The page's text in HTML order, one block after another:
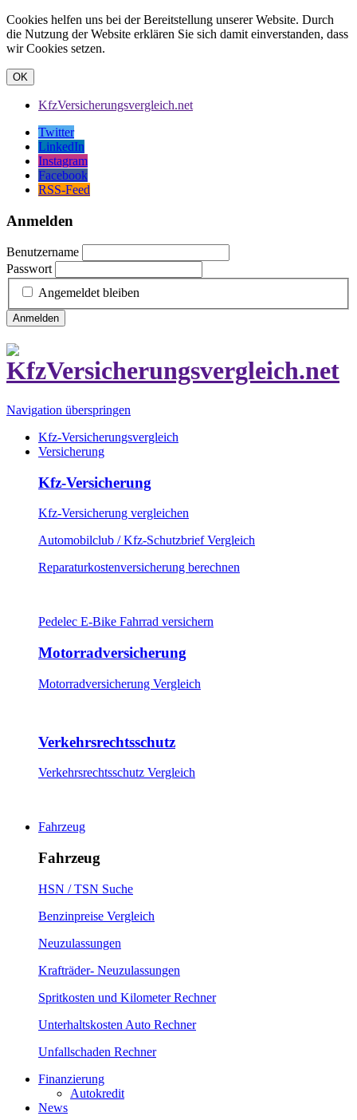
Cookies helfen uns bei der Bereitstellung unserer Website. Durch
die Nutzung der Website erklären Sie sich damit einverstanden, dass
wir Cookies setzen.
OK
KfzVersicherungsvergleich.net
Twitter
LinkedIn
Instagram
Facebook
RSS-Feed
Anmelden
Benutzername
Passwort
Angemeldet bleiben
Anmelden
Navigation überspringen
Kfz-Versicherungsvergleich
Versicherung
Kfz-Versicherung
Kfz-Versicherung vergleichen
Automobilclub / Kfz-Schutzbrief Vergleich
Reparaturkostenversicherung berechnen
Pedelec E-Bike Fahrrad versichern
Motorradversicherung
Motorradversicherung Vergleich
Verkehrsrechtsschutz
Verkehrsrechtsschutz Vergleich
Fahrzeug
Fahrzeug
HSN / TSN Suche
Benzinpreise Vergleich
Neuzulassungen
Krafträder- Neuzulassungen
Spritkosten und Kilometer Rechner
Unterhaltskosten Auto Rechner
Unfallschaden Rechner
Finanzierung
Autokredit
News